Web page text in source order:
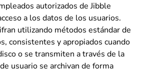
autorizados de Jibble
a los datos de los usuarios.
utilizando métodos estándar de
consistentes y apropiados cuando
o se transmiten a través de la
usuario se archivan de forma